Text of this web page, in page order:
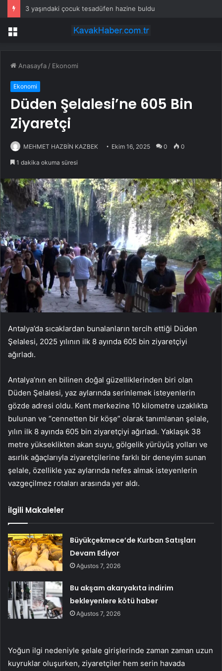
3 yaşındaki çocuk tesadüfen hazine buldu
Menü
Anasayfa / Ekonomi
Ekonomi
Düden Şelalesi’ne 605 Bin
Ziyaretçi
MEHMET HAZBİN KAZBEK Ekim 16, 2025 0 0
1 dakika okuma süresi
Antalya’da sıcaklardan bunalanların tercih ettiği Düden
Şelalesi, 2025 yılının ilk 8 ayında 605 bin ziyaretçiyi
ağırladı.
Antalya’nın en bilinen doğal güzelliklerinden biri olan
Düden Şelalesi, yaz aylarında serinlemek isteyenlerin
gözde adresi oldu. Kent merkezine 10 kilometre uzaklıkta
bulunan ve “cennetten bir köşe” olarak tanımlanan şelale,
yılın ilk 8 ayında 605 bin ziyaretçiyi ağırladı. Yaklaşık 38
metre yükseklikten akan suyu, gölgelik yürüyüş yolları ve
asırlık ağaçlarıyla ziyaretçilerine farklı bir deneyim sunan
şelale, özellikle yaz aylarında nefes almak isteyenlerin
vazgeçilmez rotaları arasında yer aldı.
İlgili Makaleler
Büyükçekmece’de Kurban Satışları
Devam Ediyor
Ağustos 7, 2026
Bu akşam akaryakıta indirim
bekleyenlere kötü haber
Ağustos 7, 2026
Yoğun ilgi nedeniyle şelale girişlerinde zaman zaman uzun
kuyruklar oluşurken, ziyaretçiler hem serin havada